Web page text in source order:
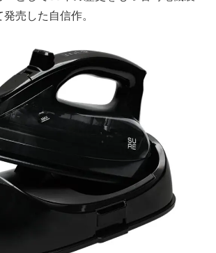
売した自信作。